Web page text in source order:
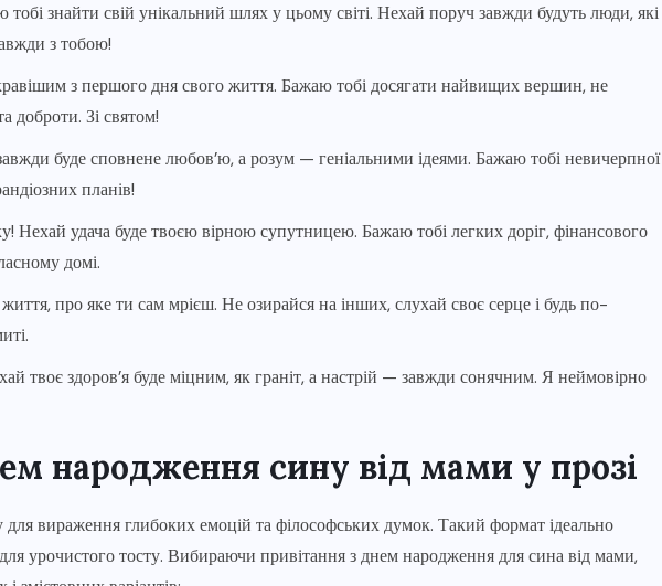
знайти свій унікальний шлях у цьому світі. Нехай поруч завжди будуть люди, які
з тобою!
з першого дня свого життя. Бажаю тобі досягати найвищих вершин, не
доброти. Зі святом!
буде сповнене любов’ю, а розум — геніальними ідеями. Бажаю тобі невичерпної
планів!
Нехай удача буде твоєю вірною супутницею. Бажаю тобі легких доріг, фінансового
домі.
про яке ти сам мрієш. Не озирайся на інших, слухай своє серце і будь по-
твоє здоров’я буде міцним, як граніт, а настрій — завжди сонячним. Я неймовірно
народження сину від мами у прозі
вираження глибоких емоцій та філософських думок. Такий формат ідеально
урочистого тосту. Вибираючи привітання з днем народження для сина від мами,